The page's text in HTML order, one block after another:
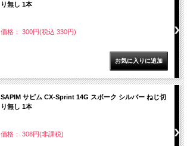
り無し 1本
価格： 300円(税込 330円)
SAPIM サピム CX-Sprint 14G スポーク シルバー ねじ切
り無し 1本
価格： 308円(非課税)